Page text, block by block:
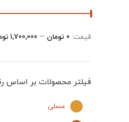
قيمت: 0 تومان — 1,700,000 تومان
فیلتر محصولات بر اساس
عسلی